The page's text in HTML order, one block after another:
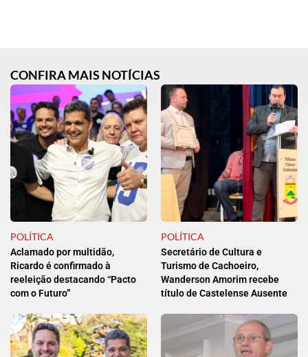
CONFIRA MAIS NOTÍCIAS
POLÍTICA
Aclamado por multidão,
Ricardo é confirmado à
reeleição destacando “Pacto
com o Futuro”
POLÍTICA
Secretário de Cultura e
Turismo de Cachoeiro,
Wanderson Amorim recebe
título de Castelense Ausente